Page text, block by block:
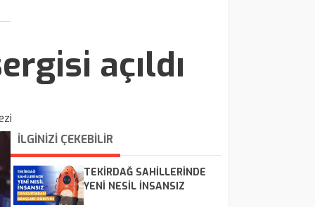
açıldı
İLGİNİZİ ÇEKEBİLİR
TEKİRDAĞ SAHİLLERİNDE
YENİ NESİL İNSANSIZ